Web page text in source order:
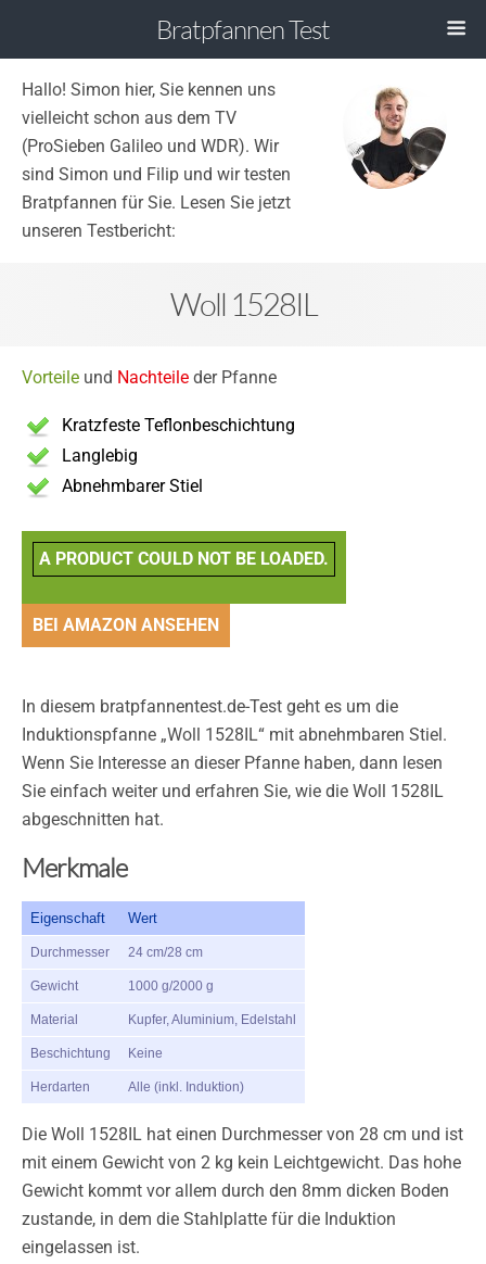
Bratpfannen Test
Hallo! Simon hier, Sie kennen uns
vielleicht schon aus dem TV
(ProSieben Galileo und WDR). Wir
sind Simon und Filip und wir testen
Bratpfannen für Sie. Lesen Sie jetzt
unseren Testbericht:
Woll 1528IL
Vorteile und Nachteile der Pfanne
Kratzfeste Teflonbeschichtung
Langlebig
Abnehmbarer Stiel
A PRODUCT COULD NOT BE LOADED.
BEI AMAZON ANSEHEN
In diesem bratpfannentest.de-Test geht es um die
Induktionspfanne „Woll 1528IL“ mit abnehmbaren Stiel.
Wenn Sie Interesse an dieser Pfanne haben, dann lesen
Sie einfach weiter und erfahren Sie, wie die Woll 1528IL
abgeschnitten hat.
Merkmale
Eigenschaft Wert
Durchmesser 24 cm/28 cm
Gewicht 1000 g/2000 g
Material Kupfer, Aluminium, Edelstahl
Beschichtung Keine
Herdarten Alle (inkl. Induktion)
Die Woll 1528IL hat einen Durchmesser von 28 cm und ist
mit einem Gewicht von 2 kg kein Leichtgewicht. Das hohe
Gewicht kommt vor allem durch den 8mm dicken Boden
zustande, in dem die Stahlplatte für die Induktion
eingelassen ist.